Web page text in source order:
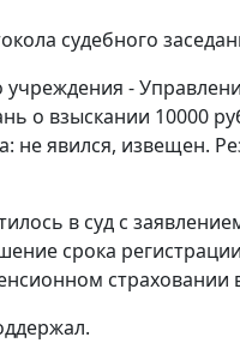
судебного
учреждения -
о взыскании 10000
не явился, извещен.
в суд с
срока
страховании